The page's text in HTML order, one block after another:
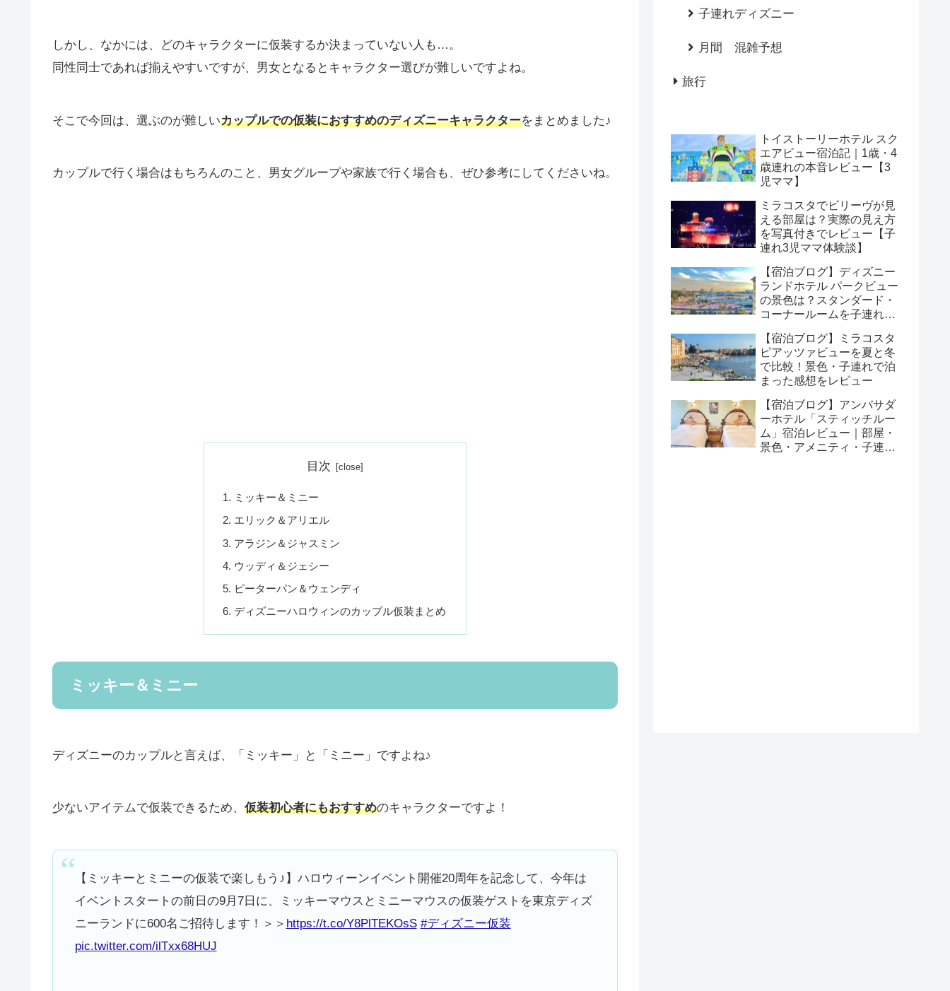
しかし、なかには、どのキャラクターに仮装するか決まっていない人も…。
同性同士であれば揃えやすいですが、男女となるとキャラクター選びが難しいですよね。
そこで今回は、選ぶのが難しいカップルでの仮装におすすめのディズニーキャラクターをまとめました♪
カップルで行く場合はもちろんのこと、男女グループや家族で行く場合も、ぜひ参考にしてくださいね。
目次
ミッキー＆ミニー
エリック＆アリエル
アラジン＆ジャスミン
ウッディ＆ジェシー
ピーターパン＆ウェンディ
ディズニーハロウィンのカップル仮装まとめ
ミッキー＆ミニー
ディズニーのカップルと言えば、「ミッキー」と「ミニー」ですよね♪
少ないアイテムで仮装できるため、 仮装初心者にもおすすめのキャラクターですよ！
【ミッキーとミニーの仮装で楽しもう♪】ハロウィーンイベント開催20周年を記念して、今年は
イベントスタートの前日の9月7日に、ミッキーマウスとミニーマウスの仮装ゲストを東京ディズ
ニーランドに600名ご招待します！＞＞ https://t.co/Y8PlTEKOsS #ディズニー仮装
pic.twitter.com/ilTxx68HUJ
子連れディズニー
月間 混雑予想
旅行
トイストーリーホテル スク
エアビュー宿泊記｜1歳・4
歳連れの本音レビュー【3
児ママ】
ミラコスタでビリーヴが見
える部屋は？実際の見え方
を写真付きでレビュー【子
連れ3児ママ体験談】
【宿泊ブログ】ディズニー
ランドホテル パークビュー
の景色は？スタンダード・
コーナールームを子連れで
【宿泊ブログ】ミラコスタ
ピアッツァビューを夏と冬
で比較！景色・子連れで泊
まった感想をレビュー
【宿泊ブログ】アンバサダ
ーホテル「スティッチルー
ム」宿泊レビュー｜部屋・
景色・アメニティ・子連れ